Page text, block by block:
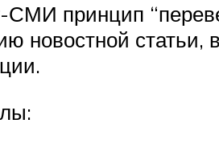
принцип
новостной